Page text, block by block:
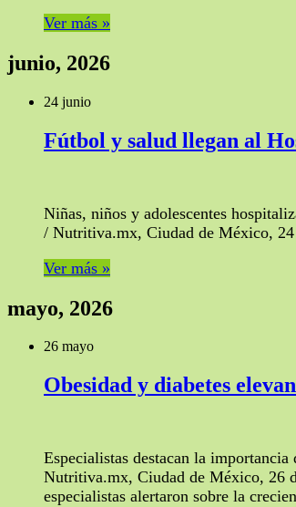
Ver más »
junio, 2026
24 junio
Fútbol y salud llegan al
Niñas, niños y adolescentes
/ Nutritiva.mx, Ciudad de México,
Ver más »
mayo, 2026
26 mayo
Obesidad y diabetes
Especialistas destacan la
Nutritiva.mx, Ciudad de México, 26
especialistas alertaron sobre la